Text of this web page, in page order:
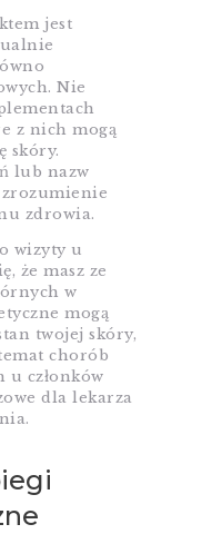
jest
Nie
z nich mogą
skóry.
lub nazw
zdrowia.
wizyty u
że masz ze
w
mogą
twojej skóry,
chorób
u członków
dla lekarza